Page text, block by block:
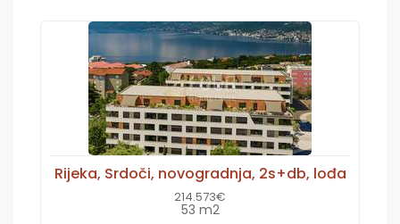
Rijeka, Srdoči, novogradnja, 2s+db, lođa
214.573€
53 m2